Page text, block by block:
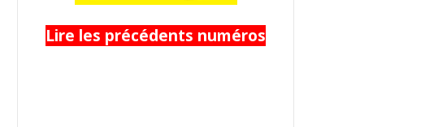
Lire les précédents numéros